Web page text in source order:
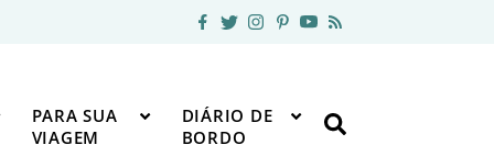
PARA SUA
VIAGEM
DIÁRIO DE
BORDO